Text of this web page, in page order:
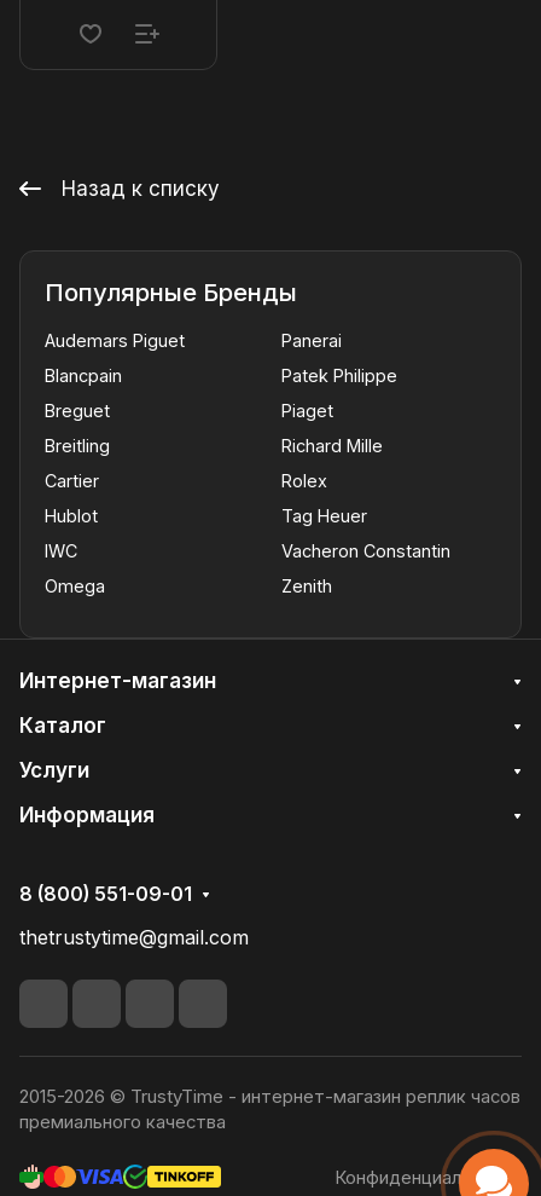
Назад к списку
Популярные Бренды
Audemars Piguet
Blancpain
Breguet
Breitling
Cartier
Hublot
IWC
Omega
Panerai
Patek Philippe
Piaget
Richard Mille
Rolex
Tag Heuer
Vacheron Constantin
Zenith
Интернет-магазин
Каталог
Услуги
Информация
8 (800) 551-09-01
thetrustytime@gmail.com
2015-2026 © TrustyTime - интернет-магазин реплик часов
премиального качества
Конфиденциальность